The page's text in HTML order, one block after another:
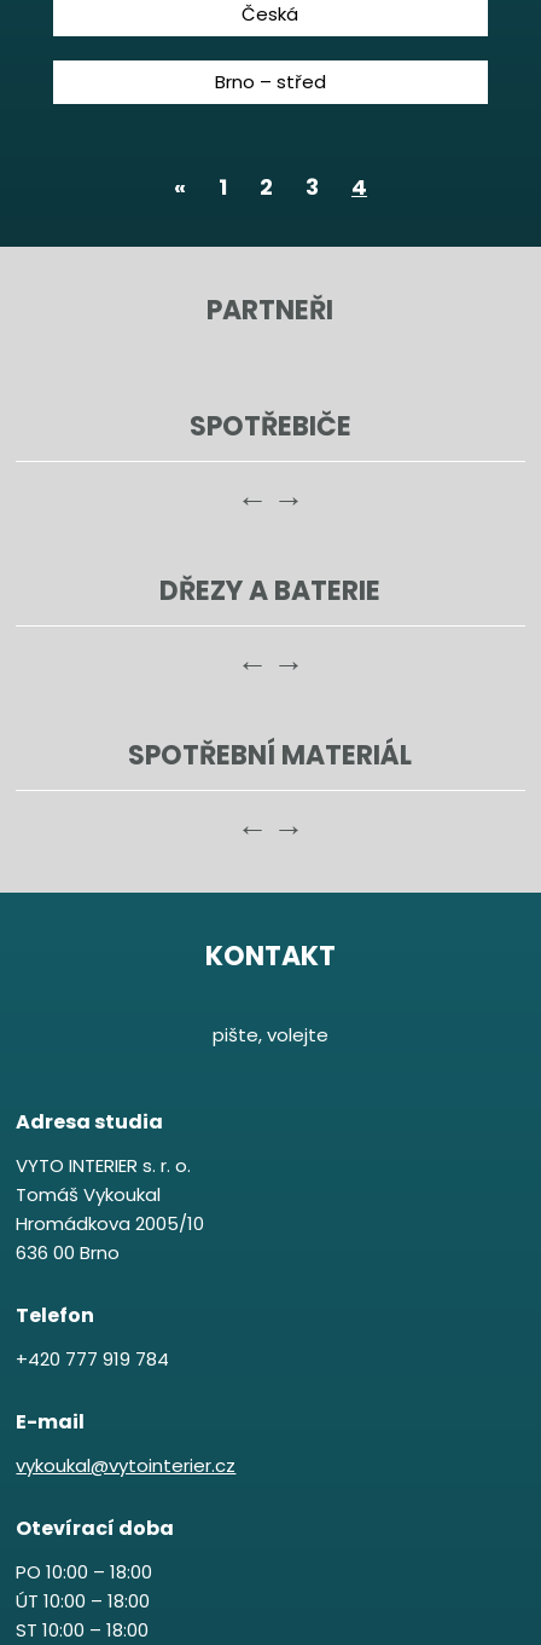
Česká
Brno – střed
« 1 2 3 4
PARTNEŘI
SPOTŘEBIČE
← →
DŘEZY A BATERIE
← →
SPOTŘEBNÍ MATERIÁL
← →
KONTAKT
pište, volejte
Adresa studia
VYTO INTERIER s. r. o.
Tomáš Vykoukal
Hromádkova 2005/10
636 00 Brno
Telefon
+420 777 919 784
E-mail
vykoukal@vytointerier.cz
Otevírací doba
PO 10:00 – 18:00
ÚT 10:00 – 18:00
ST 10:00 – 18:00